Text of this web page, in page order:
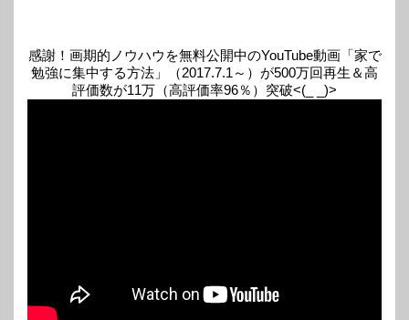
感謝！画期的ノウハウを無料公開中のYouTube動画「家で
勉強に集中する方法」（2017.7.1～）が500万回再生＆高
評価数が11万（高評価率96％）突破<(_ _)>